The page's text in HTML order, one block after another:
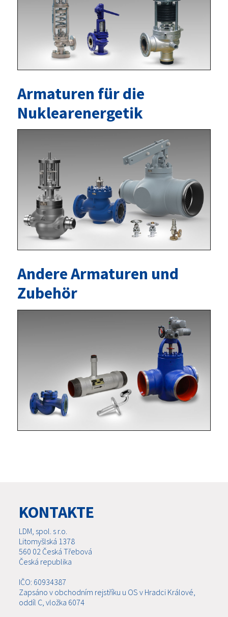
Armaturen für die
Nuklearenergetik
Andere Armaturen und
Zubehör
KONTAKTE
LDM, spol. s r.o.
Litomyšlská 1378
560 02 Česká Třebová
Česká republika
IČO: 60934387
Zapsáno v obchodním rejstříku u OS v Hradci Králové,
oddíl C, vložka 6074